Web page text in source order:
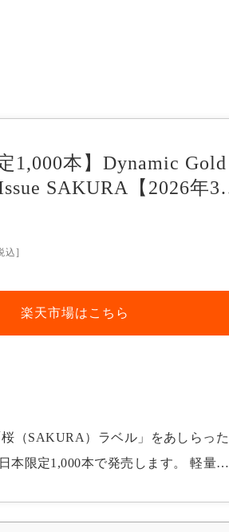
1,000本】Dynamic Gold
SAKURA【2026年3
込]
楽天市場はこちら
（SAKURA）ラベル」をあしらった
本限定1,000本で発売します。 軽量ア